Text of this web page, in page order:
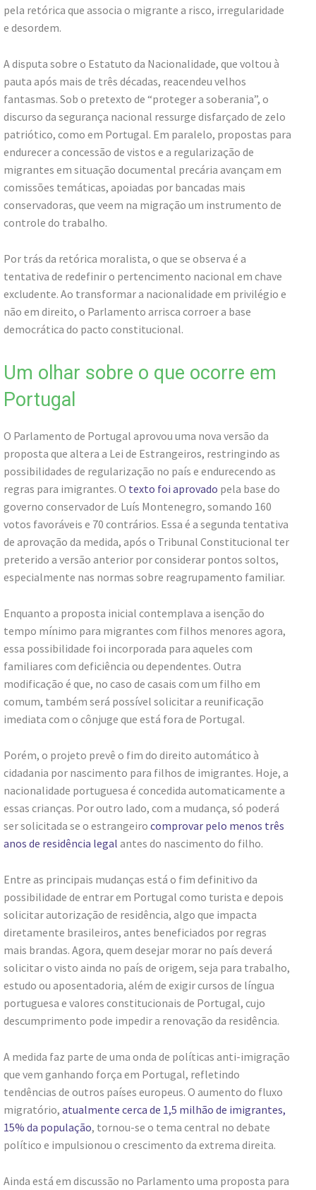
pela retórica que associa o migrante a risco, irregularidade
e desordem.
A disputa sobre o Estatuto da Nacionalidade, que voltou à
pauta após mais de três décadas, reacendeu velhos
fantasmas. Sob o pretexto de “proteger a soberania”, o
discurso da segurança nacional ressurge disfarçado de zelo
patriótico, como em Portugal. Em paralelo, propostas para
endurecer a concessão de vistos e a regularização de
migrantes em situação documental precária avançam em
comissões temáticas, apoiadas por bancadas mais
conservadoras, que veem na migração um instrumento de
controle do trabalho.
Por trás da retórica moralista, o que se observa é a
tentativa de redefinir o pertencimento nacional em chave
excludente. Ao transformar a nacionalidade em privilégio e
não em direito, o Parlamento arrisca corroer a base
democrática do pacto constitucional.
Um olhar sobre o que ocorre em
Portugal
O Parlamento de Portugal aprovou uma nova versão da
proposta que altera a Lei de Estrangeiros, restringindo as
possibilidades de regularização no país e endurecendo as
regras para imigrantes. O texto foi aprovado pela base do
governo conservador de Luís Montenegro, somando 160
votos favoráveis e 70 contrários. Essa é a segunda tentativa
de aprovação da medida, após o Tribunal Constitucional ter
preterido a versão anterior por considerar pontos soltos,
especialmente nas normas sobre reagrupamento familiar.
Enquanto a proposta inicial contemplava a isenção do
tempo mínimo para migrantes com filhos menores agora,
essa possibilidade foi incorporada para aqueles com
familiares com deficiência ou dependentes. Outra
modificação é que, no caso de casais com um filho em
comum, também será possível solicitar a reunificação
imediata com o cônjuge que está fora de Portugal.
Porém, o projeto prevê o fim do direito automático à
cidadania por nascimento para filhos de imigrantes. Hoje, a
nacionalidade portuguesa é concedida automaticamente a
essas crianças. Por outro lado, com a mudança, só poderá
ser solicitada se o estrangeiro comprovar pelo menos três
anos de residência legal antes do nascimento do filho.
Entre as principais mudanças está o fim definitivo da
possibilidade de entrar em Portugal como turista e depois
solicitar autorização de residência, algo que impacta
diretamente brasileiros, antes beneficiados por regras
mais brandas. Agora, quem desejar morar no país deverá
solicitar o visto ainda no país de origem, seja para trabalho,
estudo ou aposentadoria, além de exigir cursos de língua
portuguesa e valores constitucionais de Portugal, cujo
descumprimento pode impedir a renovação da residência.
A medida faz parte de uma onda de políticas anti-imigração
que vem ganhando força em Portugal, refletindo
tendências de outros países europeus. O aumento do fluxo
migratório, atualmente cerca de 1,5 milhão de imigrantes,
15% da população, tornou-se o tema central no debate
político e impulsionou o crescimento da extrema direita.
Ainda está em discussão no Parlamento uma proposta para